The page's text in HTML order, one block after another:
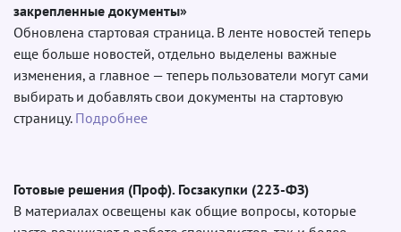
закрепленные документы»
Обновлена стартовая страница. В ленте новостей теперь
еще больше новостей, отдельно выделены важные
изменения, а главное — теперь пользователи могут сами
выбирать и добавлять свои документы на стартовую
страницу. Подробнее
Готовые решения (Проф). Госзакупки (223-ФЗ)
В материалах освещены как общие вопросы, которые